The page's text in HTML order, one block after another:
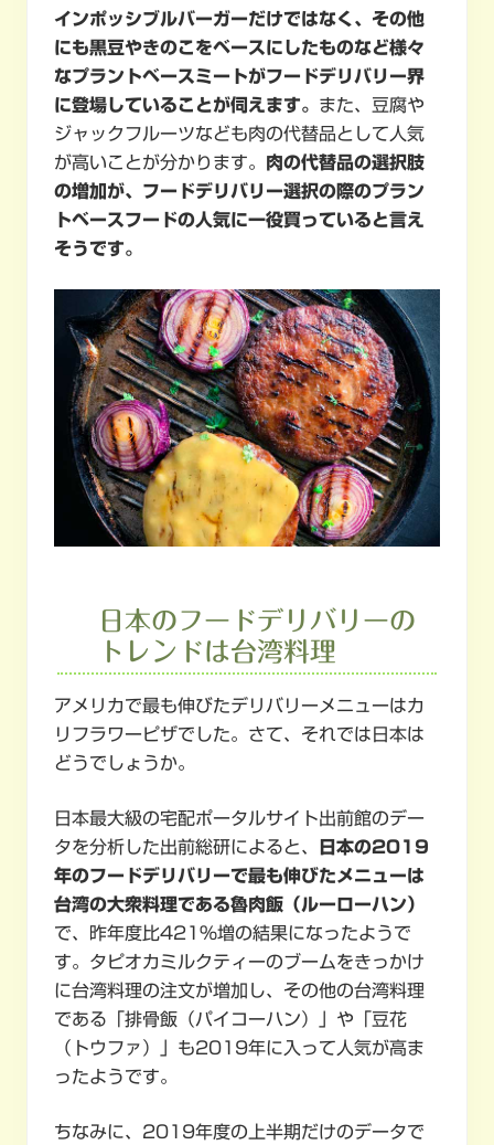
インポッシブルバーガーだけではなく、その他
にも黒豆やきのこをベースにしたものなど様々
なプラントベースミートがフードデリバリー界
に登場していることが伺えます。 また、豆腐や
ジャックフルーツなども肉の代替品として人気
が高いことが分かります。
肉の代替品の選択肢
の増加が、フードデリバリー選択の際のプラン
トベースフードの人気に一役買っていると言え
そうです。
日本のフードデリバリーの
トレンドは台湾料理
アメリカで最も伸びたデリバリーメニューはカ
リフラワーピザでした。さて、それでは日本は
どうでしょうか。
日本最大級の宅配ポータルサイト出前館のデー
タを分析した出前総研によると、
日本の2019
年のフードデリバリーで最も伸びたメニューは
台湾の大衆料理である魯肉飯（ルーローハン）
で、昨年度比421％増の結果になったようで
す。タピオカミルクティーのブームをきっかけ
に台湾料理の注文が増加し、その他の台湾料理
である「排骨飯（パイコーハン）」や「豆花
（トウファ）」も2019年に入って人気が高ま
ったようです。
ちなみに、2019年度の上半期だけのデータで